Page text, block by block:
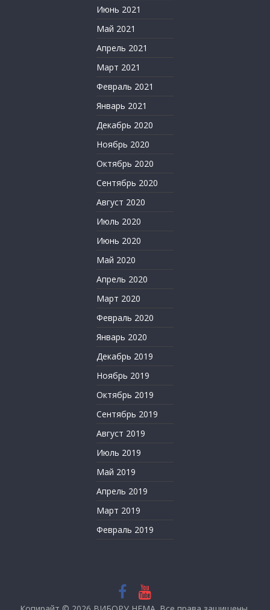
Июнь 2021
Май 2021
Апрель 2021
Март 2021
Февраль 2021
Январь 2021
Декабрь 2020
Ноябрь 2020
Октябрь 2020
Сентябрь 2020
Август 2020
Июль 2020
Июнь 2020
Май 2020
Апрель 2020
Март 2020
Февраль 2020
Январь 2020
Декабрь 2019
Ноябрь 2019
Октябрь 2019
Сентябрь 2019
Август 2019
Июль 2019
Май 2019
Апрель 2019
Март 2019
Февраль 2019